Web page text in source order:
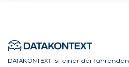
DATAKONTEXT ist einer der führenden